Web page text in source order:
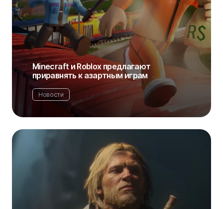
Minecraft и Roblox предлагают
приравнять к азартным играм
Новости